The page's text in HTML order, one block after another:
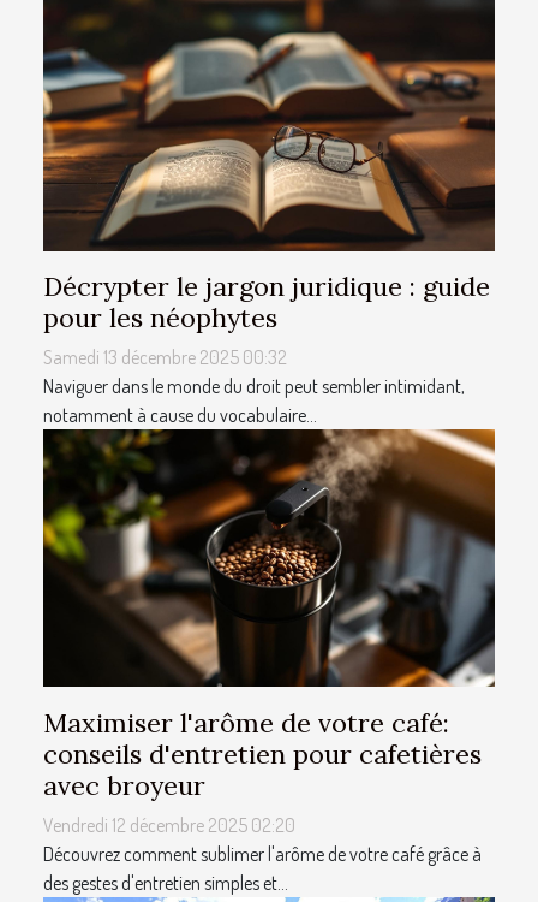
Décrypter le jargon juridique : guide
pour les néophytes
Samedi 13 décembre 2025 00:32
Naviguer dans le monde du droit peut sembler intimidant,
notamment à cause du vocabulaire...
Maximiser l'arôme de votre café:
conseils d'entretien pour cafetières
avec broyeur
Vendredi 12 décembre 2025 02:20
Découvrez comment sublimer l'arôme de votre café grâce à
des gestes d'entretien simples et...